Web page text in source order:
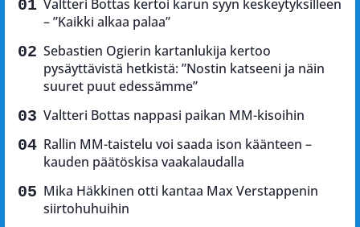
Valtteri Bottas kertoi karun syyn keskeytyksilleen
– ”Kaikki alkaa palaa”
Sebastien Ogierin kartanlukija kertoo
pysäyttävistä hetkistä: ”Nostin katseeni ja näin
suuret puut edessämme”
Valtteri Bottas nappasi paikan MM-kisoihin
Rallin MM-taistelu voi saada ison käänteen –
kauden päätöskisa vaakalaudalla
Mika Häkkinen otti kantaa Max Verstappenin
siirtohuhuihin